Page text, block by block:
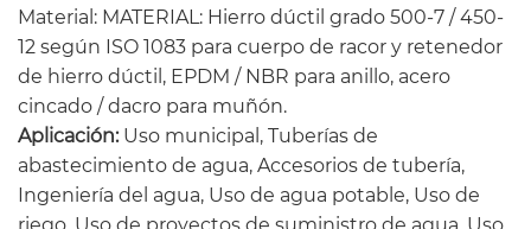
Material: MATERIAL: Hierro dúctil grado 500-7 / 450-
12 según ISO 1083 para cuerpo de racor y retenedor
de hierro dúctil, EPDM / NBR para anillo, acero
cincado / dacro para muñón.
Aplicación:Uso municipal, Tuberías de
abastecimiento de agua, Accesorios de tubería,
Ingeniería del agua, Uso de agua potable, Uso de
riego, Uso de proyectos de suministro de agua, Uso